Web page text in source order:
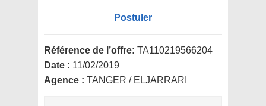
Postuler
Référence de l’offre: TA110219566204
Date : 11/02/2019
Agence : TANGER / ELJARRARI